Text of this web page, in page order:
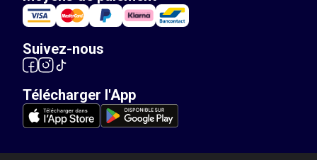
Suivez-nous
Télécharger l'App